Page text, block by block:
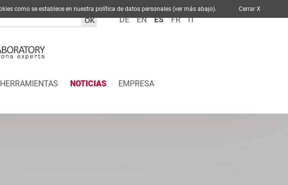
DE EN ES FR IT
HERRAMIENTAS NOTICIAS EMPRESA
como se establece en nuestra política de datos personales (ver más abajo). Cerrar X